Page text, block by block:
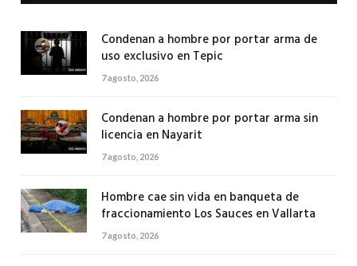
Condenan a hombre por portar arma de
uso exclusivo en Tepic
7 agosto, 2026
Condenan a hombre por portar arma sin
licencia en Nayarit
7 agosto, 2026
Hombre cae sin vida en banqueta de
fraccionamiento Los Sauces en Vallarta
7 agosto, 2026